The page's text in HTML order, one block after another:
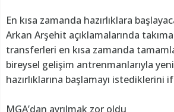
En kısa zamanda hazırlıklara
Arkan Arşehit açıklamalarında
transferleri en kısa zamanda
bireysel gelişim antrenmanlarıyla
hazırlıklarına başlamayı istediklerini
MGA’dan ayrılmak zor oldu